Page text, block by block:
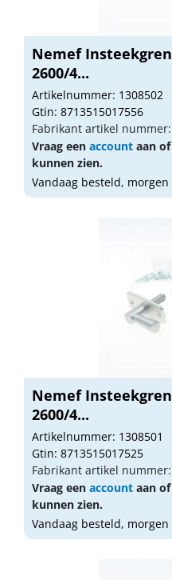
Nemef
2600/4...
Artikelnummer: 1308502
Gtin: 8713515017556
Fabrikant artikel
Vraag een account aan of
kunnen zien.
Vandaag besteld, morgen
Nemef
2600/4...
Artikelnummer: 1308501
Gtin: 8713515017525
Fabrikant artikel
Vraag een account aan of
kunnen zien.
Vandaag besteld, morgen